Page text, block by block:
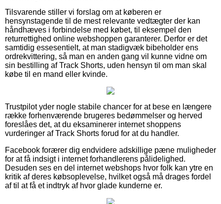
Tilsvarende stiller vi forslag om at køberen er
hensynstagende til de mest relevante vedtægter der kan
håndhæves i forbindelse med købet, til eksempel den
returrettighed online webshoppen garanterer. Derfor er det
samtidig essesentielt, at man stadigvæk bibeholder ens
ordrekvittering, så man en anden gang vil kunne vidne om
sin bestilling af Track Shorts, uden hensyn til om man skal
købe til en mand eller kvinde.
Trustpilot yder nogle stabile chancer for at bese en længere
række forhenværende brugeres bedømmelser og herved
foreslåes det, at du eksaminerer internet shoppens
vurderinger af Track Shorts forud for at du handler.
Facebook forærer dig endvidere adskillige pæne muligheder
for at få indsigt i internet forhandlerens pålidelighed.
Desuden ses en del internet webshops hvor folk kan ytre en
kritik af deres købsoplevelse, hvilket også må drages fordel
af til at få et indtryk af hvor glade kunderne er.